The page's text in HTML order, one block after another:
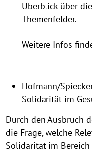
Überblick über
Themenfelder.
Weitere Infos
Hofmann/
Solidarität im
Durch den Ausbruch
die Frage, welche
Solidarität im Bereich